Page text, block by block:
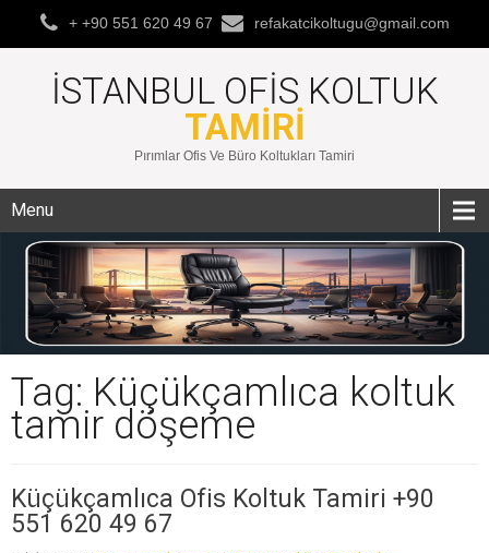
+ +90 551 620 49 67 refakatcikoltugu@gmail.com
İSTANBUL OFIS KOLTUK
TAMIRI
Pırımlar Ofis Ve Büro Koltukları Tamiri
Menu
Tag: Küçükçamlıca koltuk
tamir döşeme
Küçükçamlıca Ofis Koltuk Tamiri +90
551 620 49 67